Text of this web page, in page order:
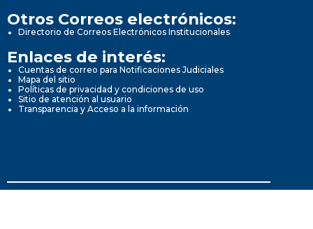
Otros Correos electrónicos:
Directorio de Correos Electrónicos Institucionales
Enlaces de interés:
Cuentas de correo para Notificaciones Judiciales
Mapa del sitio
Políticas de privacidad y condiciones de uso
Sitio de atención al usuario
Transparencia y Acceso a la información